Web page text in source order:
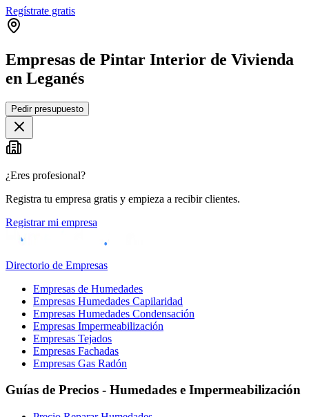
Regístrate gratis
Empresas de Pintar Interior de Vivienda
en Leganés
+
−
Pedir presupuesto
¿Eres profesional?
Registra tu empresa gratis y empieza a recibir clientes.
Registrar mi empresa
Directorio de Empresas
Empresas de Humedades
Empresas Humedades Capilaridad
Empresas Humedades Condensación
Empresas Impermeabilización
Empresas Tejados
Empresas Fachadas
Empresas Gas Radón
Guías de Precios - Humedades e Impermeabilización